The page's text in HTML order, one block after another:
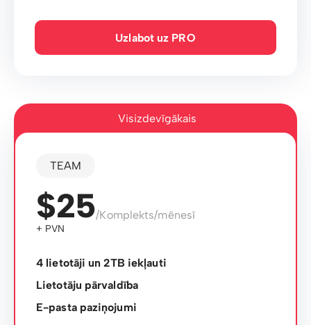
Uzlabot uz PRO
Visizdevīgākais
TEAM
$25/Komplekts/mēnesī
+ PVN
4 lietotāji un 2TB iekļauti
Lietotāju pārvaldība
E-pasta paziņojumi